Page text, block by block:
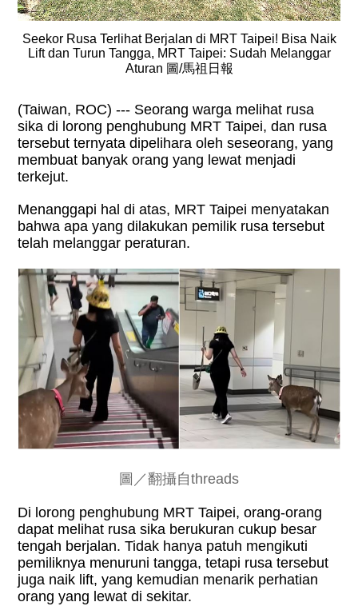
Seekor Rusa Terlihat Berjalan di MRT Taipei! Bisa Naik
Lift dan Turun Tangga, MRT Taipei: Sudah Melanggar
Aturan 圖/馬祖日報
(Taiwan, ROC) --- Seorang warga melihat rusa
sika di lorong penghubung MRT Taipei, dan rusa
tersebut ternyata dipelihara oleh seseorang, yang
membuat banyak orang yang lewat menjadi
terkejut.
Menanggapi hal di atas, MRT Taipei menyatakan
bahwa apa yang dilakukan pemilik rusa tersebut
telah melanggar peraturan.
圖／翻攝自threads
Di lorong penghubung MRT Taipei, orang-orang
dapat melihat rusa sika berukuran cukup besar
tengah berjalan. Tidak hanya patuh mengikuti
pemiliknya menuruni tangga, tetapi rusa tersebut
juga naik lift, yang kemudian menarik perhatian
orang yang lewat di sekitar.